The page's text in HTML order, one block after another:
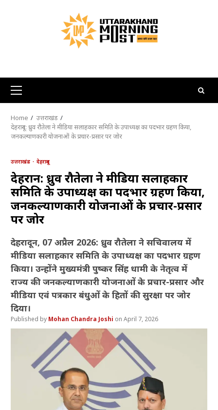
Primary
Menu
Home
उत्तराखंड
देहरादून: ध्रुव रौतेला ने मीडिया सलाहकार समिति के उपाध्यक्ष का पदभार ग्रहण किया,
जनकल्याणकारी योजनाओं के प्रचार-प्रसार पर जोर
उत्तराखंड देहरादून
देहरादून: ध्रुव रौतेला ने मीडिया सलाहकार
समिति के उपाध्यक्ष का पदभार ग्रहण किया,
जनकल्याणकारी योजनाओं के प्रचार-प्रसार
पर जोर
देहरादून, 07 अप्रैल 2026: ध्रुव रौतेला ने सचिवालय में
मीडिया सलाहकार समिति के उपाध्यक्ष का पदभार ग्रहण
किया। उन्होंने मुख्यमंत्री पुष्कर सिंह धामी के नेतृत्व में
राज्य की जनकल्याणकारी योजनाओं के प्रचार-प्रसार और
मीडिया एवं पत्रकार बंधुओं के हितों की सुरक्षा पर जोर
दिया।
Mohan Chandra Joshi April 7, 2026